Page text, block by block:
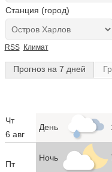
Станция (город)
RSS Климат
Прогноз на 7 дней
Чт
6 авг
День
Пт
Ночь